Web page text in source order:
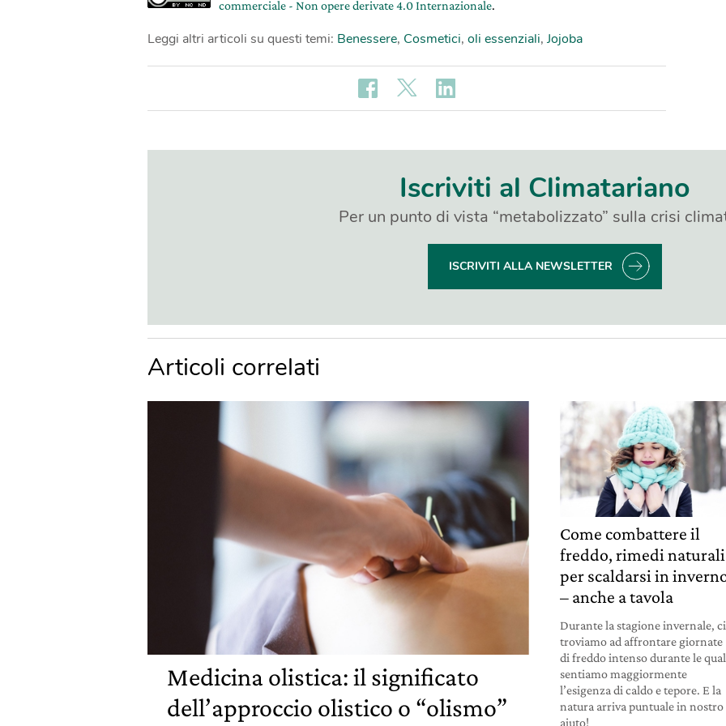
commerciale - Non opere derivate 4.0 Internazionale.
Leggi altri articoli su questi temi: Benessere, Cosmetici, oli essenziali, Jojoba
Iscriviti al Climatariano
Per un punto di vista “metabolizzato” sulla crisi
ISCRIVITI ALLA NEWSLETTER
Articoli correlati
Medicina olistica: il significato
dell’approccio olistico o “olismo”
Come combattere il
freddo, rimedi naturali
per scaldarsi in
– anche a tavola
Durante la stagione invernale, ci
troviamo ad affrontare giornate
di freddo intenso durante le
sentiamo maggiormente
l’esigenza di caldo e tepore. E la
natura arriva puntuale in nostro
aiuto!